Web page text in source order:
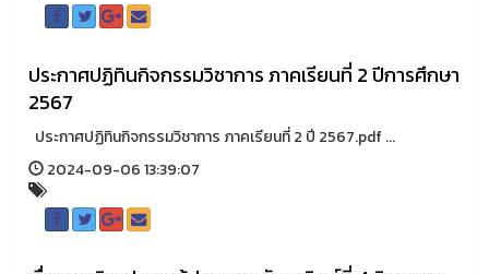
ประกาศปฏิทินกิจกรรมวิชาการ ภาคเรียนที่ 2 ปีการศึกษา
2567
ประกาศปฏิทินกิจกรรมวิชาการ ภาคเรียนที่ 2 ปี 2567.pdf ...
2024-09-06 13:39:07